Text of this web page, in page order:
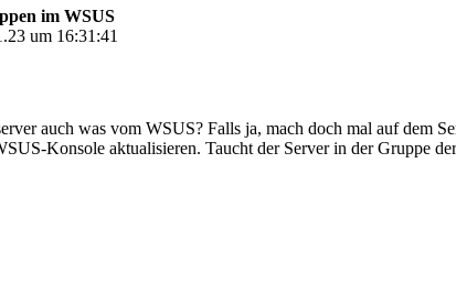
im WSUS
um 16:31:41
auch was vom WSUS? Falls ja, mach doch mal auf dem
Konsole aktualisieren. Taucht der Server in der Gruppe